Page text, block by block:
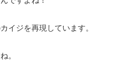
イジを再現しています。
。